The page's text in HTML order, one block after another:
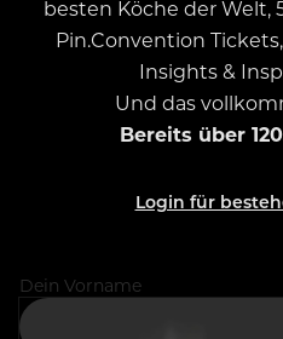
besten Köche der Welt,
Pin.Convention
Insights &
Und das
Bereits über
Login für
Dein Vorname